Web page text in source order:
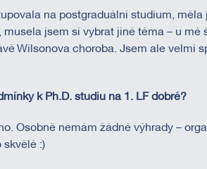
na postgraduální studium,
musela jsem si vybrat jiné téma – u mé
Wilsonova choroba. Jsem ale velmi
k Ph.D. studiu na 1. LF dobré?
Osobně nemám žádné výhrady –
skvělé :)